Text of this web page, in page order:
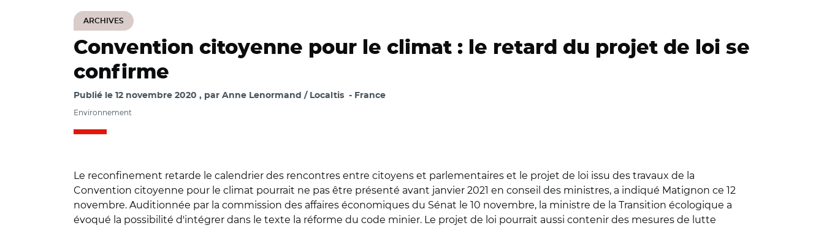
ARCHIVES
Convention citoyenne pour le climat : le retard du projet de loi se
confirme
Publié le 12 novembre 2020 par Anne Lenormand / Localtis France
Environnement
Le reconfinement retarde le calendrier des rencontres entre citoyens et parlementaires et le projet de loi issu des travaux de la
Convention citoyenne pour le climat pourrait ne pas être présenté avant janvier 2021 en conseil des ministres, a indiqué Matignon ce 12
novembre. Auditionnée par la commission des affaires économiques du Sénat le 10 novembre, la ministre de la Transition écologique a
évoqué la possibilité d'intégrer dans le texte la réforme du code minier. Le projet de loi pourrait aussi contenir des mesures de lutte